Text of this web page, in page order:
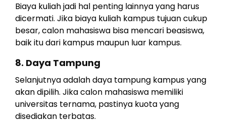
Biaya kuliah jadi hal penting lainnya yang harus
dicermati. Jika biaya kuliah kampus tujuan cukup
besar, calon mahasiswa bisa mencari beasiswa,
baik itu dari kampus maupun luar kampus.
8. Daya Tampung
Selanjutnya adalah daya tampung kampus yang
akan dipilih. Jika calon mahasiswa memiliki
universitas ternama, pastinya kuota yang
disediakan terbatas.